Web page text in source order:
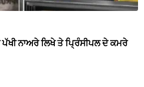
ਪੱਖੀ ਨਾਅਰੇ ਲਿਖੇ ਤੇ ਪ੍ਰਿੰਸੀਪਲ ਦੇ ਕਮਰੇ